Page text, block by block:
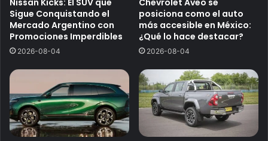
Sigue Conquistando el
Mercado Argentino con
Promociones Imperdibles
2026-08-04
posiciona como el auto
más accesible en México:
¿Qué lo hace destacar?
2026-08-04